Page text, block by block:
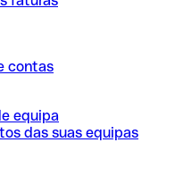
contas
equipa
das suas equipas